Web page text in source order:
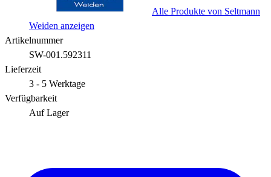
Alle Produkte von Seltmann
Weiden anzeigen
Artikelnummer
SW-001.592311
Lieferzeit
3 - 5 Werktage
Verfügbarkeit
Auf Lager